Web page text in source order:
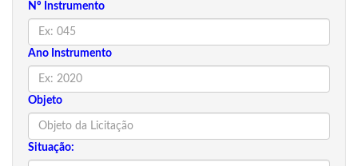
Nº Instrumento
Ano Instrumento
Objeto
Situação: